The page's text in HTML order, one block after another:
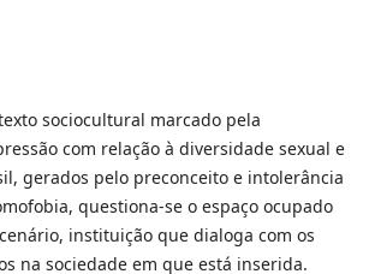
sociocultural marcado pela
com relação à diversidade sexual e
gerados pelo preconceito e intolerância
questiona-se o espaço ocupado
instituição que dialoga com os
na sociedade em que está inserida.